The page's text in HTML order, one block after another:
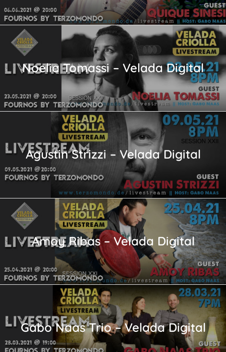
Noelia Tomassi – Velada Digital
Agustin Strizzi – Velada Digital
Amoy Ribas – Velada Digital
Gabo Naas Trio – Velada Digital